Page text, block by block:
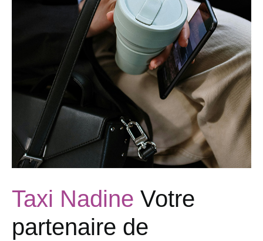
Taxi Nadine Votre
partenaire de